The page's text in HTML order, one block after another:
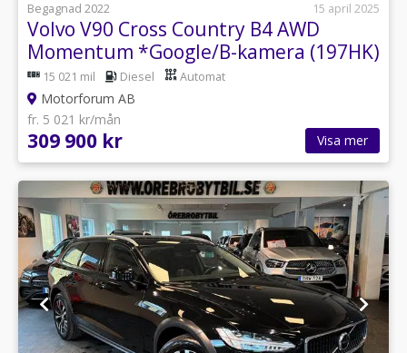
Begagnad 2022
15 april 2025
Volvo V90 Cross Country B4 AWD
Momentum *Google/B-kamera (197HK)
15 021 mil Diesel Automat
Motorforum AB
fr. 5 021 kr/mån
309 900 kr Visa mer